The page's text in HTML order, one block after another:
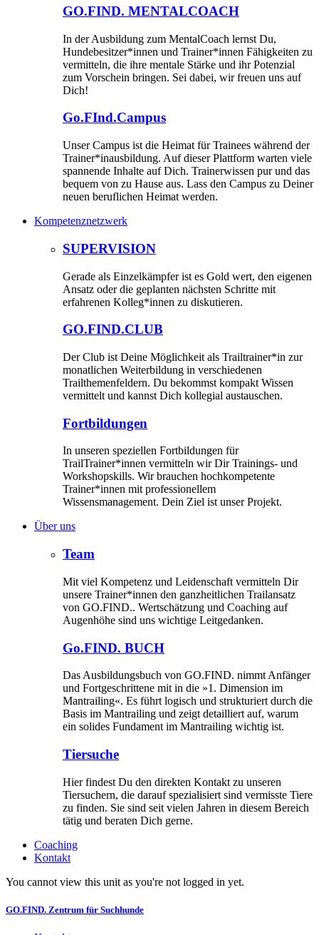
GO.FIND. MENTALCOACH
In der Ausbildung zum MentalCoach lernst Du,
Hundebesitzer*innen und Trainer*innen Fähigkeiten zu
vermitteln, die ihre mentale Stärke und ihr Potenzial
zum Vorschein bringen. Sei dabei, wir freuen uns auf
Dich!
Go.FInd.Campus
Unser Campus ist die Heimat für Trainees während der
Trainer*inausbildung. Auf dieser Plattform warten viele
spannende Inhalte auf Dich. Trainerwissen pur und das
bequem von zu Hause aus. Lass den Campus zu Deiner
neuen beruflichen Heimat werden.
Kompetenznetzwerk
SUPERVISION
Gerade als Einzelkämpfer ist es Gold wert, den eigenen
Ansatz oder die geplanten nächsten Schritte mit
erfahrenen Kolleg*innen zu diskutieren.
GO.FIND.CLUB
Der Club ist Deine Möglichkeit als Trailtrainer*in zur
monatlichen Weiterbildung in verschiedenen
Trailthemenfeldern. Du bekommst kompakt Wissen
vermittelt und kannst Dich kollegial austauschen.
Fortbildungen
In unseren speziellen Fortbildungen für
TrailTrainer*innen vermitteln wir Dir Trainings- und
Workshopskills. Wir brauchen hochkompetente
Trainer*innen mit professionellem
Wissensmanagement. Dein Ziel ist unser Projekt.
Über uns
Team
Mit viel Kompetenz und Leidenschaft vermitteln Dir
unsere Trainer*innen den ganzheitlichen Trailansatz
von GO.FIND.. Wertschätzung und Coaching auf
Augenhöhe sind uns wichtige Leitgedanken.
Go.FIND. BUCH
Das Ausbildungsbuch von GO.FIND. nimmt Anfänger
und Fortgeschrittene mit in die »1. Dimension im
Mantrailing«. Es führt logisch und strukturiert durch die
Basis im Mantrailing und zeigt detailliert auf, warum
ein solides Fundament im Mantrailing wichtig ist.
Tiersuche
Hier findest Du den direkten Kontakt zu unseren
Tiersuchern, die darauf spezialisiert sind vermisste Tiere
zu finden. Sie sind seit vielen Jahren in diesem Bereich
tätig und beraten Dich gerne.
Coaching
Kontakt
You cannot view this unit as you're not logged in yet.
GO.FIND. Zentrum für Suchhunde